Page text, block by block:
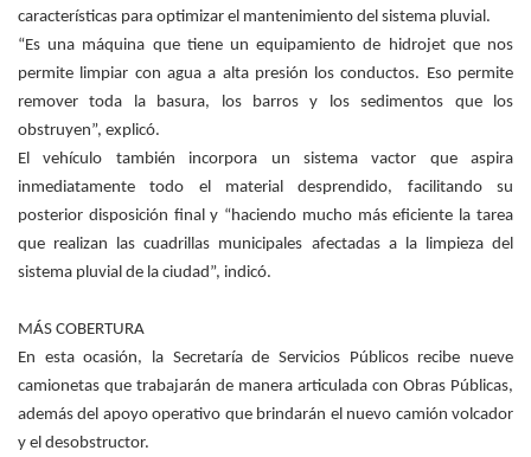
características para optimizar el mantenimiento del sistema pluvial.
“Es una máquina que tiene un equipamiento de hidrojet que nos
permite limpiar con agua a alta presión los conductos. Eso permite
remover toda la basura, los barros y los sedimentos que los
obstruyen”, explicó.
El vehículo también incorpora un sistema vactor que aspira
inmediatamente todo el material desprendido, facilitando su
posterior disposición final y “haciendo mucho más eficiente la tarea
que realizan las cuadrillas municipales afectadas a la limpieza del
sistema pluvial de la ciudad”, indicó.
MÁS COBERTURA
En esta ocasión, la Secretaría de Servicios Públicos recibe nueve
camionetas que trabajarán de manera articulada con Obras Públicas,
además del apoyo operativo que brindarán el nuevo camión volcador
y el desobstructor.